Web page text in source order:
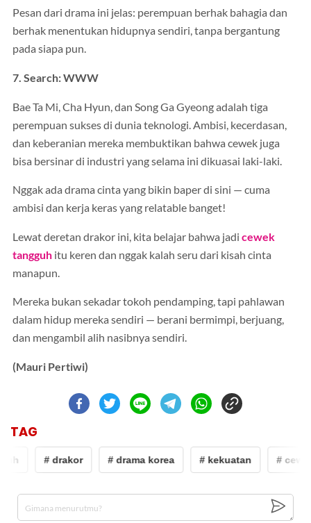
Pesan dari drama ini jelas: perempuan berhak bahagia dan
berhak menentukan hidupnya sendiri, tanpa bergantung
pada siapa pun.
7. Search: WWW
Bae Ta Mi, Cha Hyun, dan Song Ga Gyeong adalah tiga
perempuan sukses di dunia teknologi. Ambisi, kecerdasan,
dan keberanian mereka membuktikan bahwa cewek juga
bisa bersinar di industri yang selama ini dikuasai laki-laki.
Nggak ada drama cinta yang bikin baper di sini — cuma
ambisi dan kerja keras yang relatable banget!
Lewat deretan drakor ini, kita belajar bahwa jadi cewek
tangguh itu keren dan nggak kalah seru dari kisah cinta
manapun.
Mereka bukan sekadar tokoh pendamping, tapi pahlawan
dalam hidup mereka sendiri — berani bermimpi, berjuang,
dan mengambil alih nasibnya sendiri.
(Mauri Pertiwi)
TAG
# drakor # drama korea # kekuatan #